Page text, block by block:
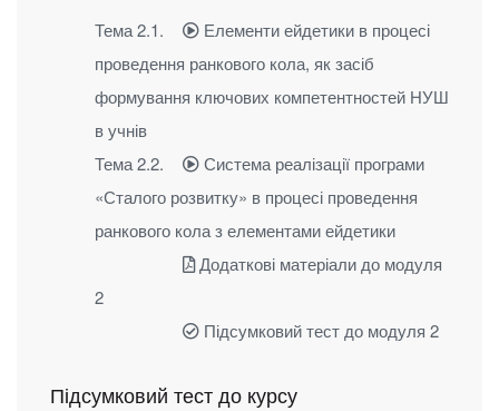
Тема 2.1.
Елементи ейдетики в процесі
проведення ранкового кола, як засіб
формування ключових компетентностей НУШ
в учнів
Тема 2.2.
Система реалізації програми
«Сталого розвитку» в процесі проведення
ранкового кола з елементами ейдетики
Додаткові матеріали до модуля
2
Підсумковий тест до модуля 2
Підсумковий тест до курсу